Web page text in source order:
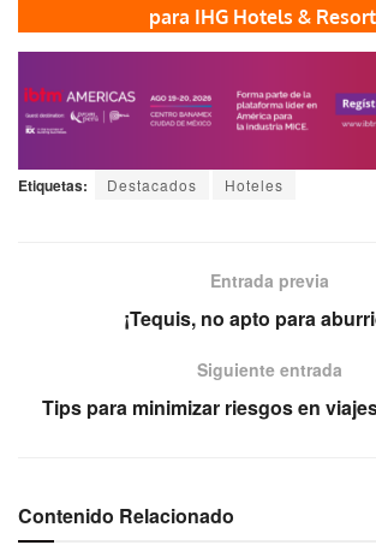
para IHG Hotels &
Etiquetas: Destacados Hoteles
Entrada previa
¡Tequis, no apto para
Siguiente entrada
Tips para minimizar riesgos en
Contenido Relacionado